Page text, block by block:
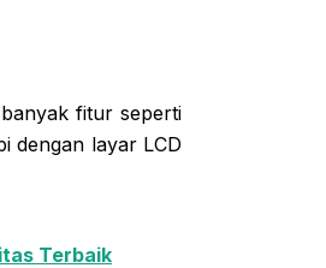
fitur seperti
dengan layar LCD
Terbaik